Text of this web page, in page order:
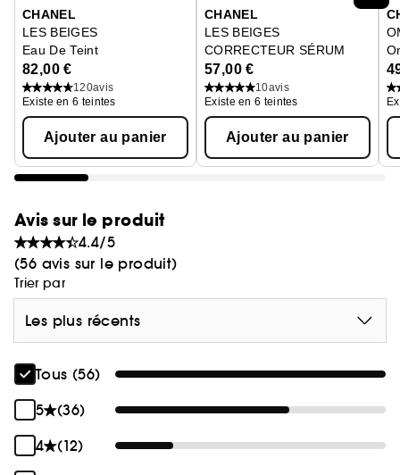
CHANEL
LES BEIGES
Eau De Teint
82,00 €
120avis
Existe en 6 teintes
Ajouter au panier
CHANEL
LES BEIGES
CORRECTEUR SÉRUM
Éclat Belle Mine Naturelle
57,00 €
10avis
Existe en 6 teintes
Ajouter au panier
Avis sur le produit
4.4/5
(56 avis sur le produit)
Trier par
Les plus récents
Tous (56)
5
(36)
4
(12)